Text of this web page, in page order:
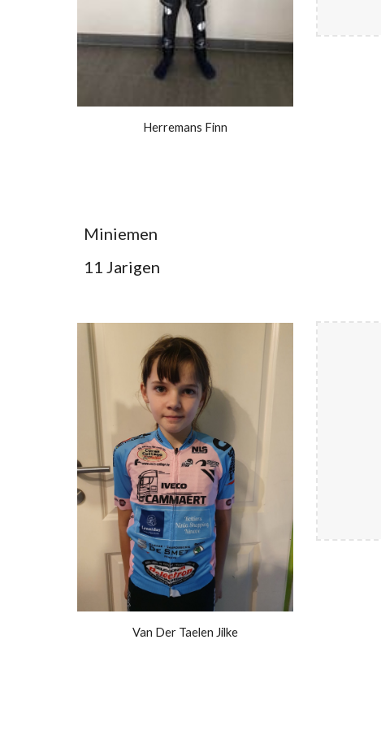
Herremans Finn
Miniemen
11 Jarigen
Van Der Taelen Jilke